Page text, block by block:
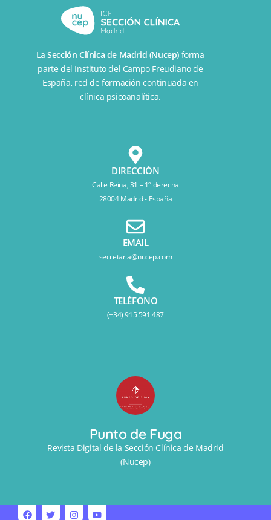
LaSección Clínica de Madrid (Nucep) forma
parte del Instituto del Campo Freudiano de
España, red de formación continuada en
clínica psicoanalítica.
DIRECCIÓN
Calle Reina, 31 – 1º derecha
28004 Madrid - España
EMAIL
secretaria@nucep.com
TELÉFONO
(+34) 915 591 487
Punto de Fuga
Revista Digital de la Sección Clínica de Madrid
(Nucep)